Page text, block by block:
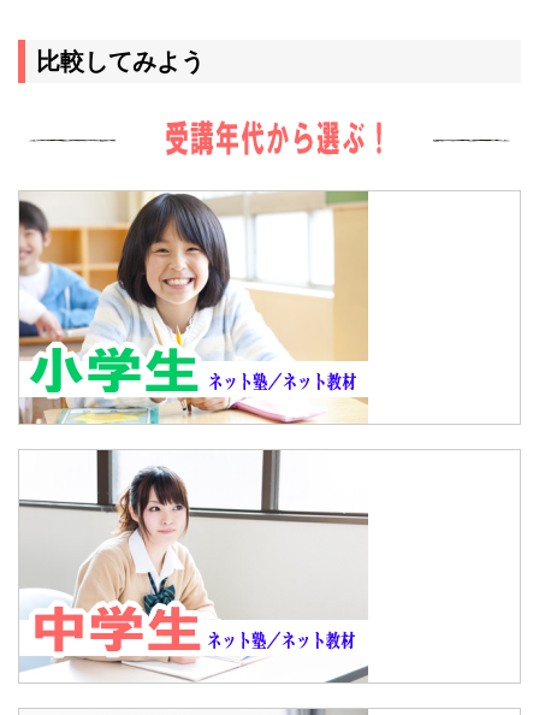
比較してみよう